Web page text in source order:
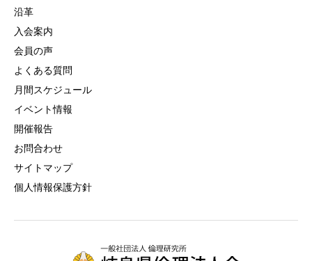
沿革
入会案内
会員の声
よくある質問
月間スケジュール
イベント情報
開催報告
お問合わせ
サイトマップ
個人情報保護方針